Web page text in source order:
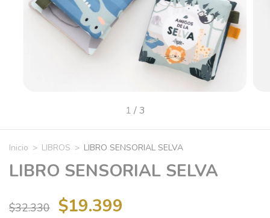
1 /3
Inicio > LIBROS > LIBRO SENSORIAL SELVA
LIBRO SENSORIAL SELVA
$32.330 $19.399